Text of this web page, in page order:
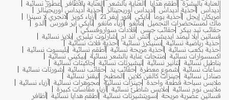
العناية بالبشرة أطقم هدايا العناية بالشعر العناية بالأظافر
عطور نسائية
أديداس أحذية أديداس أديداس أوريجينالز
أحذية أديداس أوريجينالز
أمريكان إيجل أحذية بوما نايكي فور إيفر 21 أزياء كويز
لانجري لا سينزا
ماك لمستحضرات التجميل مانغو أزياء مانغو نايكي اير فورس ألدو
حقائب تيد بيكر
حقائب جيس
قلادات سواروفسكي
فساتين ايلا ليمتد ايديشن
اتش اند ام شارلوت تيلبري بلايز نسائية
أحذية رياضية نسائية
سنيكرز نسائية أحذية فلات نسائية
أحذية بكعب نسائية أحذية مريحة نسائية أطقم نسائية بليسوت نسائية
اكسسوارات نسائية منتجات عناية بالشعر نسائية بيكيني نسائية
بناطيل نسائية تنانير نسائية تيشيرتات نسائية جاكيتات نسائية
ساعات نسائية
شموع معطرة حقائب يد حقائب نسائية
شورتات نسائية
صنادل نسائية جينزات كالفن كلاين المطبخ
ليقنز نسائية
ملابس سباحة قطعة واحدة جينزات نسائية مجوهرات نسائية أزياء نسائية
ملابس نوم نسائية ملابس شاطئ نسائية أزياء مقاسات كبيرة
فساتين عصرية مريحة
سويتشيرتات نسائية أطقم هدايا نسائية أظافر